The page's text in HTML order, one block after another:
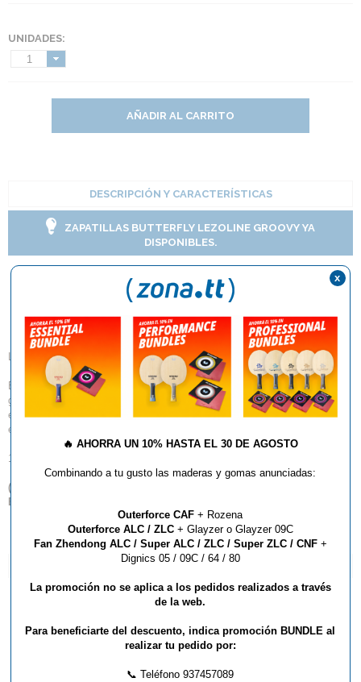
UNIDADES:
1
AÑADIR AL CARRITO
DESCRIPCIÓN Y CARACTERÍSTICAS
ZAPATILLAS BUTTERFLY LEZOLINE GROOVY YA
DISPONIBLES.
Limpiador Butterfly
Rubber Refresh
Limpiador de gomas
El limpiador de espuma Rubber Refresh aumenta la vida útil de las
gomas de tenis de mesa. Aplique y distribuya una pequeña cantidad de
espuma sobre la goma, deje que se fije brevemente y limpie con una
esponja de algodón. No es adecuado para gomas de picos.
160ml
(
Butterfly dentro del territorio español.
ARTÍCULOS QUE TE PUEDEN INTERESAR...
🔥 AHORRA UN 10% HASTA EL 30 DE AGOSTO
Combinando a tu gusto las maderas y gomas anunciadas:
Outerforce CAF + Rozena
Outerforce ALC / ZLC+ Glayzer o Glayzer 09C
Fan Zhendong ALC / Super ALC / ZLC / Super ZLC / CNF+
Dignics 05 / 09C / 64 / 80
La promoción no se aplica a los pedidos realizados a través
de la web.
Para beneficiarte del descuento, indica promoción BUNDLE al
realizar tu pedido por:
📞 Teléfono 937457089
x